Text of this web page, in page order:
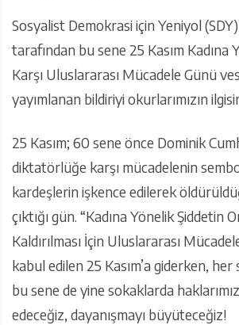
Sosyalist Demokrasi için Yeniyol
tarafından bu sene 25 Kasım Kadına
Karşı Uluslararası Mücadele Günü
yayımlanan bildiriyi okurlarımızın
25 Kasım; 60 sene önce Dominik
diktatörlüğe karşı mücadelenin
kardeşlerin işkence edilerek
çıktığı gün. “Kadına Yönelik Şiddetin
Kaldırılması İçin Uluslararası
kabul edilen 25 Kasım’a giderken,
bu sene de yine sokaklarda
edeceğiz, dayanışmayı büyüteceğiz!